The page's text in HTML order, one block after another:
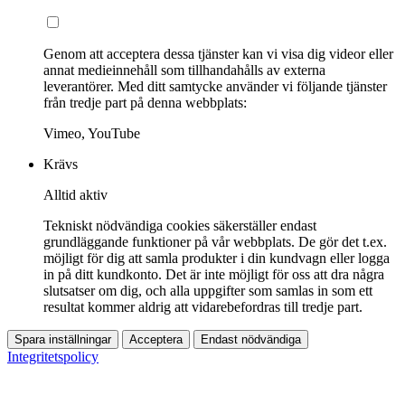
Genom att acceptera dessa tjänster kan vi visa dig videor eller
annat medieinnehåll som tillhandahålls av externa
leverantörer. Med ditt samtycke använder vi följande tjänster
från tredje part på denna webbplats:
Vimeo, YouTube
Krävs
Alltid aktiv
Tekniskt nödvändiga cookies säkerställer endast
grundläggande funktioner på vår webbplats. De gör det t.ex.
möjligt för dig att samla produkter i din kundvagn eller logga
in på ditt kundkonto. Det är inte möjligt för oss att dra några
slutsatser om dig, och alla uppgifter som samlas in som ett
resultat kommer aldrig att vidarebefordras till tredje part.
Spara inställningar Acceptera Endast nödvändiga
Integritetspolicy